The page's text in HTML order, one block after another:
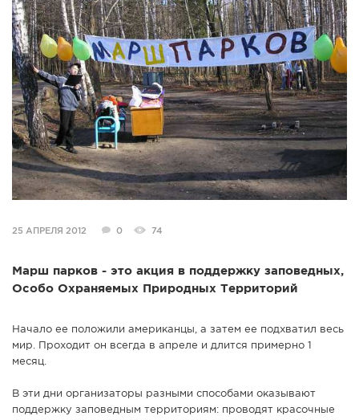
СПРАВКА
КАМЕРЫ
КОНКУРСЫ
СТАТЬИ
ГОЛОСОВАНИЯ
ПРЕДЛОЖИТЬ НОВОСТЬ
ФОТО
25 АПРЕЛЯ 2012 0 74
Марш парков - это акция в поддержку заповедных,
Особо Охраняемых Природных Территорий
Начало ее положили американцы, а затем ее подхватил весь
мир. Проходит он всегда в апреле и длится примерно 1
месяц.
В эти дни организаторы разными способами оказывают
поддержку заповедным территориям: проводят красочные